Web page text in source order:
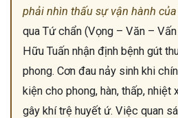
phải nhìn thấu sự vận hành của
qua Tứ chẩn (Vọng – Văn –
Hữu Tuấn nhận định bệnh gút
phong. Cơn đau nảy sinh khi
kiện cho phong, hàn, thấp, nhiệt
gây khí trệ huyết ứ. Việc quan